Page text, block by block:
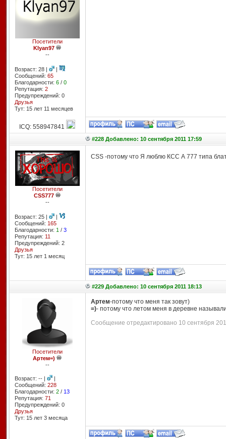
Посетители
Klyan97
--
Возраст: 28 |
|
Сообщений: 65
Благодарности: 6/ 0
Репутация: 2
Предупреждений: 0
Друзья
Тут: 15 лет 11 месяцев
ICQ: 558947841
#228 Добавлено: 10 сентября 2011 17:59
Посетители
CSS777
--
Возраст: 25 |
|
Сообщений: 165
Благодарности: 1 / 3
Репутация: 11
Предупреждений: 2
Друзья
Тут: 15 лет 1 месяц
CSS -потому что Я люблю КСС А 777 типа
#229 Добавлено: 10 сентября 2011 18:13
Посетители
Артем=)
--
Возраст: -- |
|
Сообщений: 228
Благодарности: 2/ 13
Репутация: 71
Предупреждений: 0
Друзья
Тут: 15 лет 3 месяцa
Артем-потому что меня так зовут)
=)- потому что летом меня в деревне
Сообщение отредактировано 10 сентября